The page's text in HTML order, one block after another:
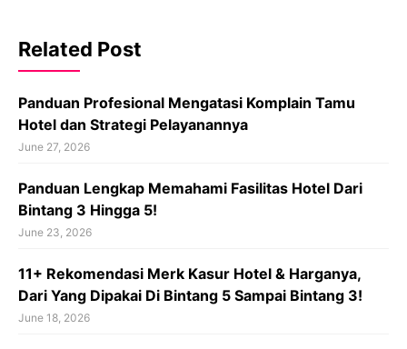
Related Post
Panduan Profesional Mengatasi Komplain Tamu
Hotel dan Strategi Pelayanannya
June 27, 2026
Panduan Lengkap Memahami Fasilitas Hotel Dari
Bintang 3 Hingga 5!
June 23, 2026
11+ Rekomendasi Merk Kasur Hotel & Harganya,
Dari Yang Dipakai Di Bintang 5 Sampai Bintang 3!
June 18, 2026